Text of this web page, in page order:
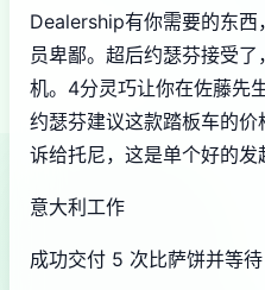
Dealership有你需要的东西
员卑鄙。超后约瑟芬接受
机。4分灵巧让你在佐藤先
约瑟芬建议这款踏板车的价
诉给托尼，这是单个好的发
意大利工作
成功交付 5 次比萨饼并等待